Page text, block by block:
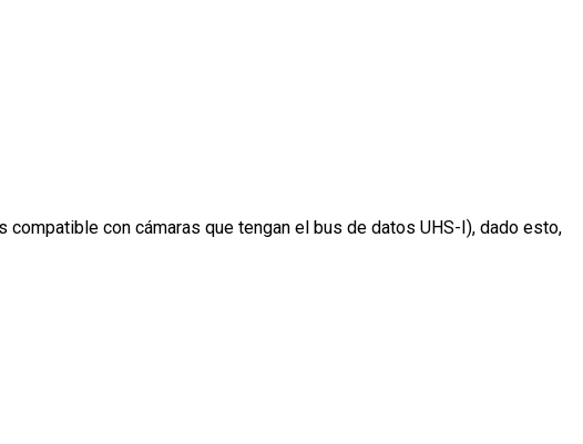
con cámaras que tengan el bus de datos UHS-I), dado esto,